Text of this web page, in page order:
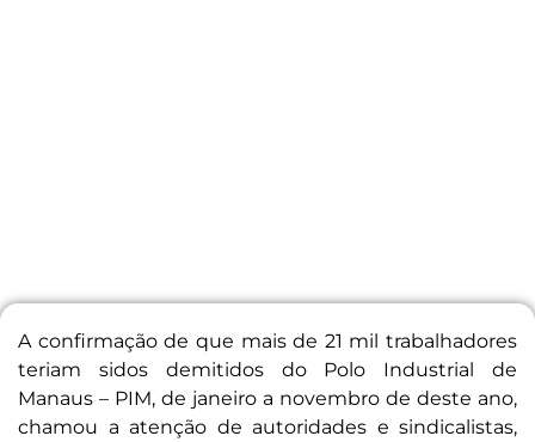
A confirmação de que mais de 21 mil trabalhadores
teriam sidos demitidos do Polo Industrial de
Manaus – PIM, de janeiro a novembro de deste ano,
chamou a atenção de autoridades e sindicalistas,